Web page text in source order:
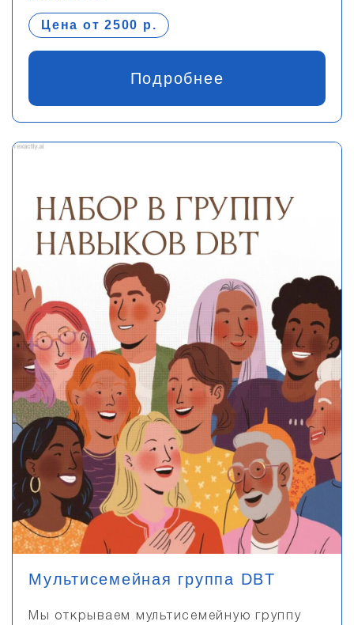
Цена от 2500 р.
Подробнее
Мультисемейная группа DBT
Мы открываем мультисемейную группу